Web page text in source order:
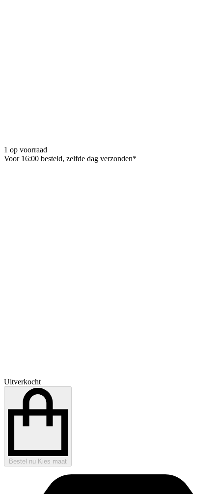
1 op voorraad
Voor 16:00 besteld, zelfde dag verzonden*
Uitverkocht
Bestel nu Kies maat